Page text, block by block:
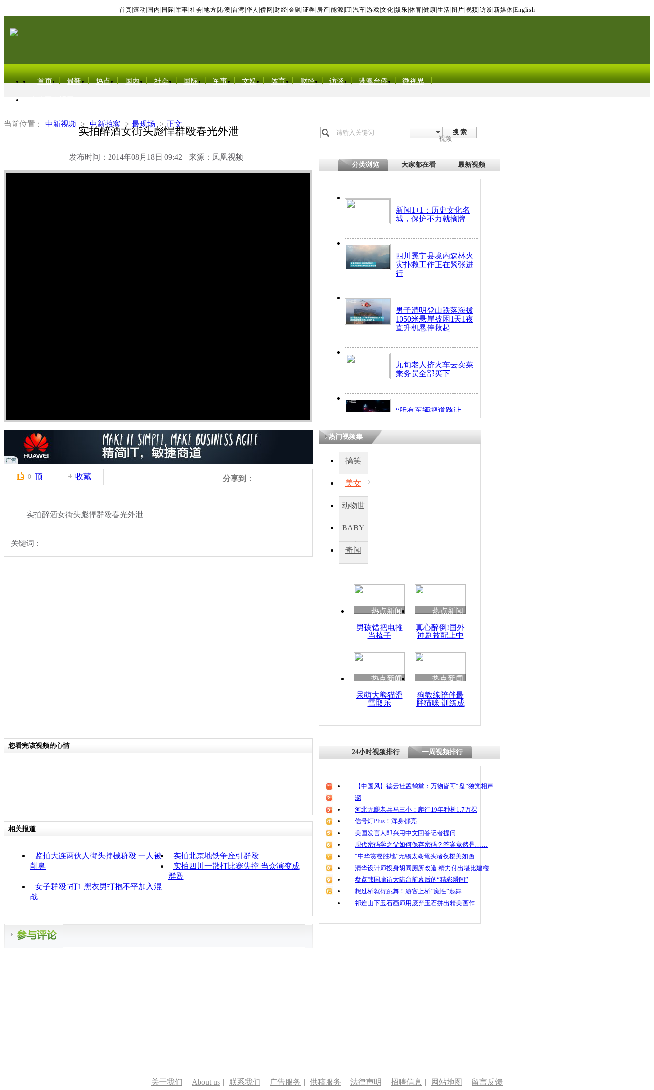
首页 滚动 国内 国际 军事 社会 地方 港澳 台湾 华人 侨网 财经 金融 证券 房产 能源 IT| 汽车 游戏 文化 娱乐 体育 健康 生活 图片 视频 访谈 新媒体 English
首页 最新 热点 国内 社会 国际 军事 文娱 体育 财经 访谈 港澳台侨 微视界
当前位置： 中新视频 > 中新拍客 > 最现场 > 正文
实拍醉酒女街头彪悍群殴春光外泄
发布时间：2014年08月18日 09:42 来源：凤凰视频
搜 索
视频
分类浏览 大家都在看 最新视频
新闻1+1：历史文化名
城，保护不力就摘牌
四川冕宁县境内森林火
灾扑救工作正在紧张进
行
男子清明登山跌落海拔
1050米悬崖被困1天1夜
直升机悬停救起
九旬老人挤火车去卖菜
乘务员全部买下
“所有车辆把道路让
开！”儿童突发疾病交
因
度苗族花山节
魂
0 顶 收藏 分享到：
实拍醉酒女街头彪悍群殴春光外泄
关键词：
热门视频集
搞笑
美女
动物世
BABY
秀
奇闻
热点新闻
男孩错把电推
当梳子
热点新闻
真心醉倒!国外
神剧被配上中
热点新闻
呆萌大熊猫滑
雪取乐
热点新闻
狗教练陪伴最
胖猫咪 训练成
您看完该视频的心情
相关报道
监拍大连两伙人街头持械群殴 一人被
削鼻
实拍北京地铁争座引群殴
实拍四川一散打比赛失控 当众演变成
群殴
女子群殴5打1 黑衣男打抱不平加入混
战
24小时视频排行 一周视频排行
【中国风】德云社孟鹤堂：万物皆可“盘”独觉相声
深
河北无腿老兵马三小：爬行19年种树1.7万棵
信号灯Plus！浑身都亮
美国发言人即兴用中文回答记者提问
现代密码学之父如何保存密码？答案竟然是……
“中华赏樱胜地”无锡太湖鼋头渚夜樱美如画
清华设计师投身胡同厕所改造 精力付出堪比建楼
盘点韩国瑜访大陆台前幕后的“精彩瞬间”
想过桥就得跳舞！游客上桥“魔性”起舞
祁连山下玉石画师用废弃玉石拼出精美画作
关于我们 | About us | 联系我们 | 广告服务 | 供稿服务 | 法律声明 | 招聘信息 | 网站地图 | 留言反馈